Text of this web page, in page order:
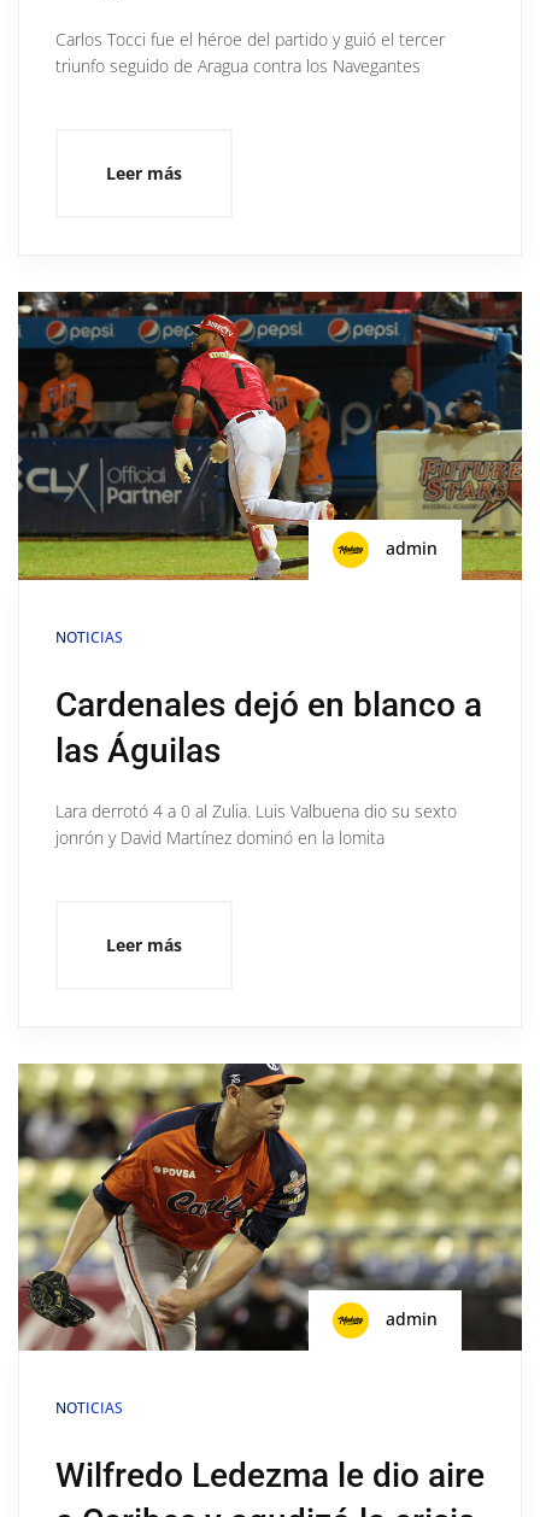
Carlos Tocci fue el héroe del partido y guió el tercer
triunfo seguido de Aragua contra los Navegantes
Leer más
admin
NOTICIAS
Cardenales dejó en blanco a
las Águilas
Lara derrotó 4 a 0 al Zulia. Luis Valbuena dio su sexto
jonrón y David Martínez dominó en la lomita
Leer más
admin
NOTICIAS
Wilfredo Ledezma le dio aire